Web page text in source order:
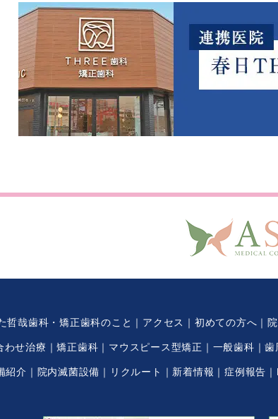
哲哉歯科・矯正歯科のこと アクセス 初めての方へ
わせ治療 矯正歯科 マウスピース型矯正 一般歯科 歯
紹介 院内滅菌設備 リクルート 新着情報 症例報告